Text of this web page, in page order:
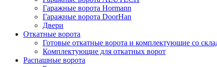
Гаражные ворота Hormann
Гаражные ворота DoorHan
Двери
Откатные ворота
Готовые откатные ворота и комплектующие со
Комплектующие для откатных ворот
Распашные ворота